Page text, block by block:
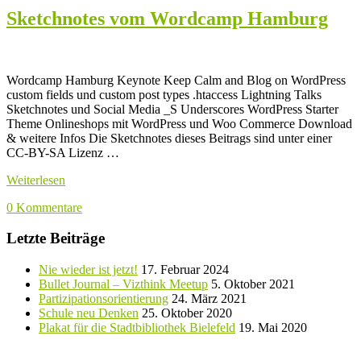
Sketchnotes vom Wordcamp Hamburg
Wordcamp Hamburg Keynote Keep Calm and Blog on WordPress
custom fields und custom post types .htaccess Lightning Talks
Sketchnotes und Social Media _S Underscores WordPress Starter
Theme Onlineshops mit WordPress und Woo Commerce Download
& weitere Infos Die Sketchnotes dieses Beitrags sind unter einer
CC-BY-SA Lizenz …
Weiterlesen
0 Kommentare
Letzte Beiträge
Nie wieder ist jetzt! 17. Februar 2024
Bullet Journal – Vizthink Meetup 5. Oktober 2021
Partizipationsorientierung 24. März 2021
Schule neu Denken 25. Oktober 2020
Plakat für die Stadtbibliothek Bielefeld 19. Mai 2020